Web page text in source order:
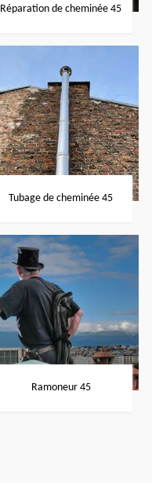
Réparation de cheminée 45
Tubage de cheminée 45
Ramoneur 45